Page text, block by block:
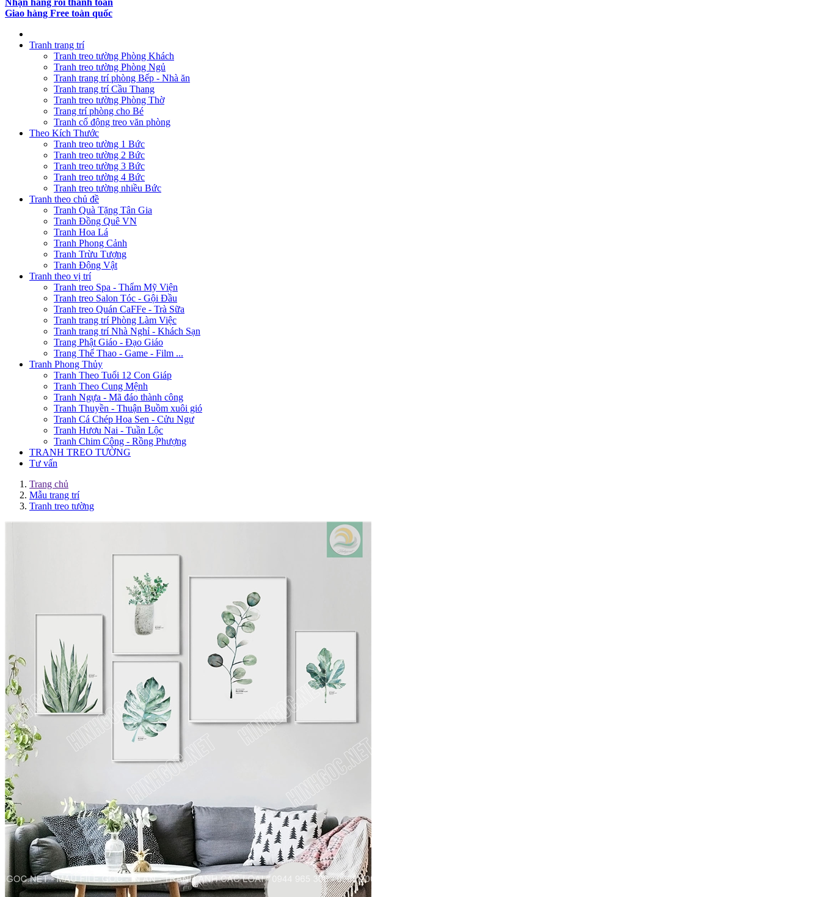
Nhận hàng rồi thanh toán
Giao hàng Free toàn quốc
Tranh trang trí
Tranh treo tường Phòng Khách
Tranh treo tường Phòng Ngủ
Tranh trang trí phòng Bếp - Nhà ăn
Tranh trang trí Cầu Thang
Tranh treo tường Phòng Thờ
Trang trí phòng cho Bé
Tranh cổ động treo văn phòng
Theo Kích Thước
Tranh treo tường 1 Bức
Tranh treo tường 2 Bức
Tranh treo tường 3 Bức
Tranh treo tường 4 Bức
Tranh treo tường nhiều Bức
Tranh theo chủ đề
Tranh Quà Tặng Tân Gia
Tranh Đồng Quê VN
Tranh Hoa Lá
Tranh Phong Cảnh
Tranh Trừu Tượng
Tranh Động Vật
Tranh theo vị trí
Tranh treo Spa - Thẩm Mỹ Viện
Tranh treo Salon Tóc - Gội Đầu
Tranh treo Quán CaFFe - Trà Sữa
Tranh trang trí Phòng Làm Việc
Tranh trang trí Nhà Nghỉ - Khách Sạn
Trang Phật Giáo - Đạo Giáo
Trang Thể Thao - Game - Film ...
Tranh Phong Thủy
Tranh Theo Tuổi 12 Con Giáp
Tranh Theo Cung Mệnh
Tranh Ngựa - Mã đáo thành công
Tranh Thuyền - Thuận Buồm xuôi gió
Tranh Cá Chép Hoa Sen - Cửu Ngư
Tranh Hươu Nai - Tuần Lộc
Tranh Chim Công - Rồng Phượng
TRANH TREO TƯỜNG
Tư vấn
Trang chủ
Mẫu trang trí
Tranh treo tường